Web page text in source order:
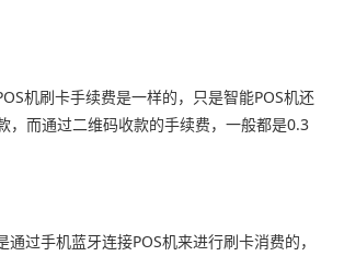
机刷卡手续费是一样的，只是智能POS机还
，而通过二维码收款的手续费，一般都是0.3
通过手机蓝牙连接POS机来进行刷卡消费的，